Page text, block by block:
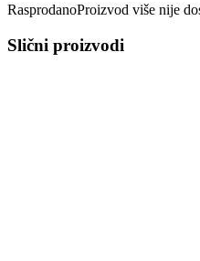
RasprodanoProizvod više nije
Slični proizvodi